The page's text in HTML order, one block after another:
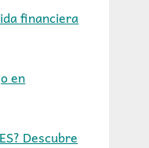
financiera
en
Descubre